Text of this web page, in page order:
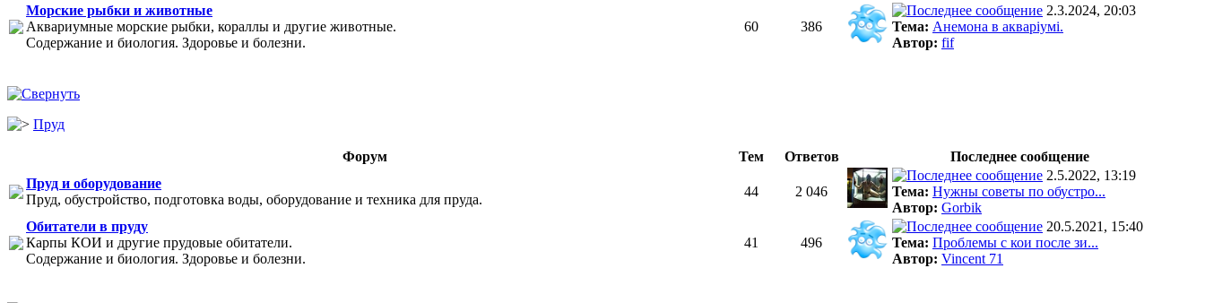
Морские рыбки и животные
Аквариумные морские рыбки, кораллы и другие животные.
Содержание и биология. Здоровье и болезни.
60 386
2.3.2024, 20:03
Тема: Анемона в акваріумі.
Автор: fif
Пруд
Форум Тем Ответов
Последнее сообщение
Пруд и оборудование
Пруд, обустройство, подготовка воды, оборудование и техника для пруда.
44 2 046
2.5.2022, 13:19
Тема: Нужны советы по обустро...
Автор: Gorbik
Обитатели в пруду
Карпы КОИ и другие прудовые обитатели.
Содержание и биология. Здоровье и болезни.
41 496
20.5.2021, 15:40
Тема: Проблемы с кои после зи...
Автор: Vincent 71